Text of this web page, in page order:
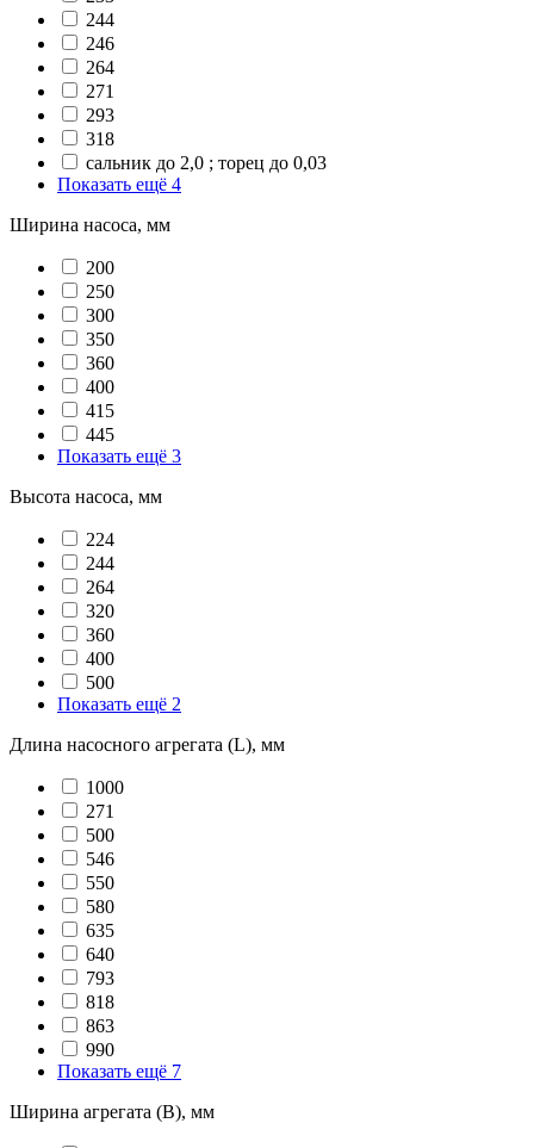
244
246
264
271
293
318
сальник до 2,0 ; торец до 0,03
Показать ещё 4
Ширина насоса, мм
200
250
300
350
360
400
415
445
Показать ещё 3
Высота насоса, мм
224
244
264
320
360
400
500
Показать ещё 2
Длина насосного агрегата (L), мм
1000
271
500
546
550
580
635
640
793
818
863
990
Показать ещё 7
Ширина агрегата (B), мм